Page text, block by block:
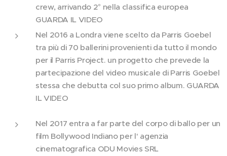
crew, arrivando 2° nella classifica europea
GUARDA IL VIDEO
Nel 2016 a Londra viene scelto da Parris Goebel
tra più di 70 ballerini provenienti da tutto il mondo
per il Parris Project. un progetto che prevede la
partecipazione del video musicale di Parris Goebel
stessa che debutta col suo primo album. GUARDA
IL VIDEO
Nel 2017 entra a far parte del corpo di ballo per un
film Bollywood Indiano per l' agenzia
cinematografica ODU Movies SRL